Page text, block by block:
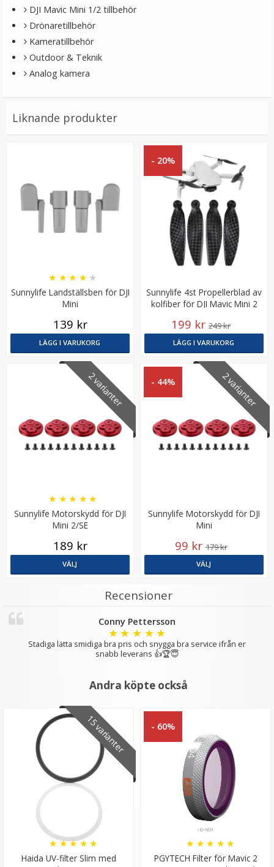
Jupio batteri AA LR06 4-pack
★
LÄGG I VARUKORG
Sunnylife Landställsben för DJI Mini 3 Pro
★★ ★★
LÄGG I VARUKORG
Ulanzi Mobilhållare vridbar för stativ & blixtsko
★ ★
LÄGG I VARUKORG
DJI Mavic Mini 1/2 tillbehör
Drönaretillbehör
Kameratillbehör
Outdoor & Teknik
Analog kamera
Liknande produkter
Sunnylife Landställsben för DJI
Mini
★ ★ ★ ★ ★
139 kr
LÄGG I VARUKORG
- 20%
Sunnylife 4st Propellerblad av
kolfiber för DJI Mavic Mini 2
199 kr 249 kr
LÄGG I VARUKORG
2 varianter
Sunnylife Motorskydd för DJI
Mini 2/SE
★ ★ ★ ★ ★
189 kr
VÄLJ
2 varianter
- 44%
Sunnylife Motorskydd för DJI
Mini
99 kr 179 kr
VÄLJ
Recensioner
Conny Pettersson
★ ★ ★ ★ ★
Stadiga lätta smidiga bra pris och snygga bra service ifrån er
snabb leverans 👍🏆😇
Andra köpte också
15 varianter
Haida UV-filter Slim med
★★★★ ★
- 60%
PGYTECH Filter för Mavic 2
★ ★ ★ ★ ★